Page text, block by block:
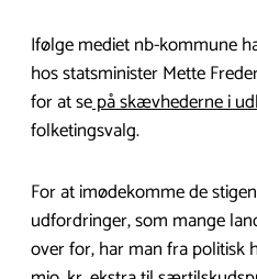
Ifølge mediet nb-kommune
hos statsminister Mette
for at sepå skævhederne i
folketingsvalg.
For at imødekomme de
udfordringer, som mange
over for, har man fra